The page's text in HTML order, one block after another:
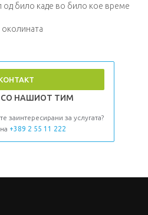
од било каде во било кое време
СО НАШИОТ ТИМ
заинтересирани за услугата?
+389 2 55 11 222